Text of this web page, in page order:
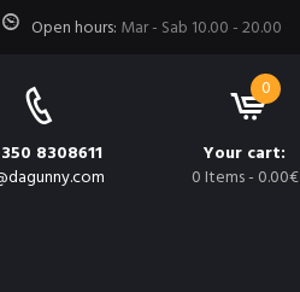
Open hours: Mar - Sab 10.00 - 20.00
8308611
0
Your cart:
0 Items- 0.00€